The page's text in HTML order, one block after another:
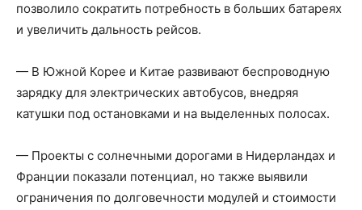
позволило сократить потребность в больших батареях
и увеличить дальность рейсов.
— В Южной Корее и Китае развивают беспроводную
зарядку для электрических автобусов, внедряя
катушки под остановками и на выделенных полосах.
— Проекты с солнечными дорогами в Нидерландах и
Франции показали потенциал, но также выявили
ограничения по долговечности модулей и стоимости